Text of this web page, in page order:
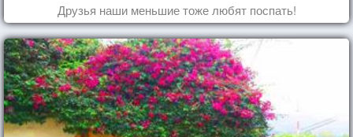
Друзья наши меньшие тоже любят поспать!